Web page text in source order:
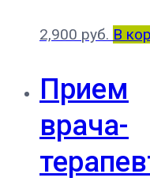
2,900 руб. В
Прием
врача-